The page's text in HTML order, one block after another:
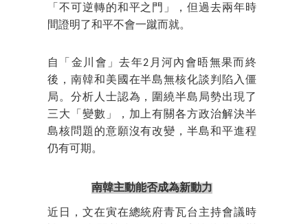
「不可逆轉的和平之門」，但過去兩年時
間證明了和平不會一蹴而就。
自「金川會」去年2月河內會晤無果而終
後，南韓和美國在半島無核化談判陷入僵
局。分析人士認為，圍繞半島局勢出現了
三大「變數」，加上有關各方政治解決半
島核問題的意願沒有改變，半島和平進程
仍有可期。
南韓主動能否成為新動力
近日，文在寅在總統府青瓦台主持會議時